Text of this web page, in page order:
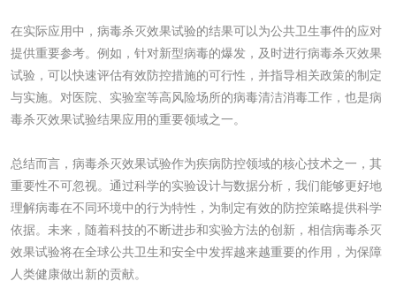
在实际应用中，病毒杀灭效果试验的结果可以为公共卫生事件的应对
提供重要参考。例如，针对新型病毒的爆发，及时进行病毒杀灭效果
试验，可以快速评估有效防控措施的可行性，并指导相关政策的制定
与实施。对医院、实验室等高风险场所的病毒清洁消毒工作，也是病
毒杀灭效果试验结果应用的重要领域之一。
总结而言，病毒杀灭效果试验作为疾病防控领域的核心技术之一，其
重要性不可忽视。通过科学的实验设计与数据分析，我们能够更好地
理解病毒在不同环境中的行为特性，为制定有效的防控策略提供科学
依据。未来，随着科技的不断进步和实验方法的创新，相信病毒杀灭
效果试验将在全球公共卫生和安全中发挥越来越重要的作用，为保障
人类健康做出新的贡献。
测
电厂水处理活性炭
检测
木质活性炭检测
农药肥料
肥料检测 微生物肥料检测
化肥检测 微生物菌剂检测